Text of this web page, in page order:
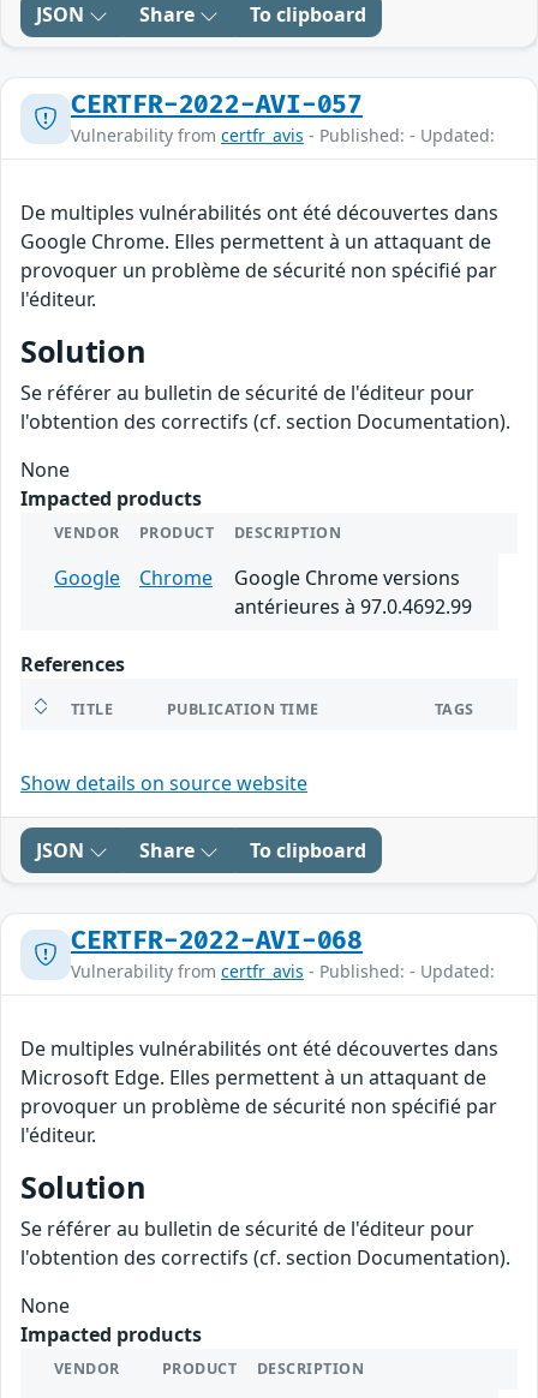
JSON Share To clipboard
CERTFR-2022-AVI-057
Vulnerability from certfr_avis - Published: - Updated:
De multiples vulnérabilités ont été découvertes dans
Google Chrome. Elles permettent à un attaquant de
provoquer un problème de sécurité non spécifié par
l'éditeur.
Solution
Se référer au bulletin de sécurité de l'éditeur pour
l'obtention des correctifs (cf. section Documentation).
None
Impacted products
VENDOR PRODUCT DESCRIPTION
Google Chrome
Google Chrome versions
antérieures à 97.0.4692.99
References
TITLE PUBLICATION TIME TAGS
Show details on source website
JSON Share To clipboard
CERTFR-2022-AVI-068
Vulnerability from certfr_avis - Published: - Updated:
De multiples vulnérabilités ont été découvertes dans
Microsoft Edge. Elles permettent à un attaquant de
provoquer un problème de sécurité non spécifié par
l'éditeur.
Solution
Se référer au bulletin de sécurité de l'éditeur pour
l'obtention des correctifs (cf. section Documentation).
None
Impacted products
VENDOR PRODUCT DESCRIPTION